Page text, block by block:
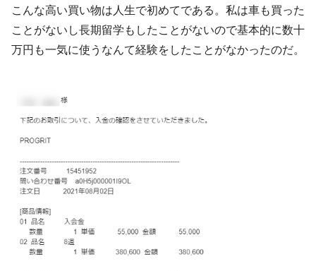
こんな高い買い物は人生で初めてである。私は車も買った
ことがないし長期留学もしたことがないので基本的に数十
万円も一気に使うなんて経験をしたことがなかったのだ。